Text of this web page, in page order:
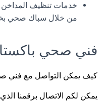
خدمات تنظيف المداخن
من خلال سباك صحي
فني صحي
كيف يمكن التواصل مع فني
يمكن لكم الاتصال برقمنا